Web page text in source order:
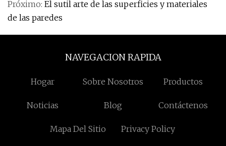
Próximo: El sutil arte de las superficies y materiales
de las paredes
NAVEGACION RAPIDA
Hogar Sobre Nosotros Productos
Noticias Blog Contáctenos
Mapa Del Sitio Privacy Policy